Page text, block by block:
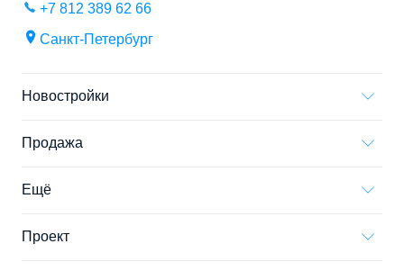
+7 812 389 62 66
Санкт-Петербург
Новостройки
Продажа
Ещё
Проект